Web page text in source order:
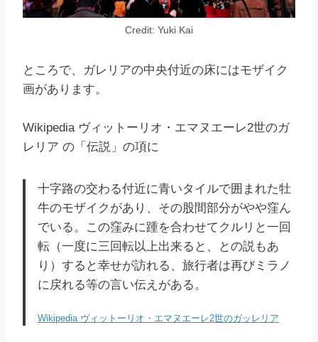
Credit: Yuki Kai
ところで、ガレリアの中央付近の床にはモザイク
画があります。
Wikipedia ヴィットーリオ・エマヌエーレ2世のガ
レリア の「伝説」の項に
十字路の交わる付近に青いタイルで囲まれた牡
牛のモザイクがあり、その股間部分がやや窪ん
でいる。この窪みに踵を合わせてクルリと一回
転（一度に三回転以上出来ると、との説もあ
り）すると幸せが訪れる、旅行者は再びミラノ
に戻れる等の言い伝えがある。
Wikipedia ヴィットーリオ・エマヌエーレ2世のガッレリア